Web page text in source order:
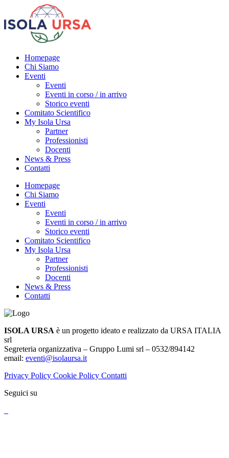
Homepage
Chi Siamo
Eventi
Eventi
Eventi in corso / in arrivo
Storico eventi
Comitato Scientifico
My Isola Ursa
Partner
Professionisti
Docenti
News & Press
Contatti
Homepage
Chi Siamo
Eventi
Eventi
Eventi in corso / in arrivo
Storico eventi
Comitato Scientifico
My Isola Ursa
Partner
Professionisti
Docenti
News & Press
Contatti
ISOLA URSA è un progetto ideato e realizzato da URSA ITALIA
srl
Segreteria organizzativa – Gruppo Lumi srl – 0532/894142
email: eventi@isolaursa.it
Privacy Policy Cookie Policy Contatti
Seguici su